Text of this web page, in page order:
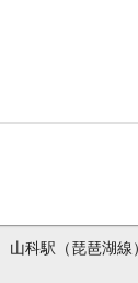
山科駅（琵琶湖線）